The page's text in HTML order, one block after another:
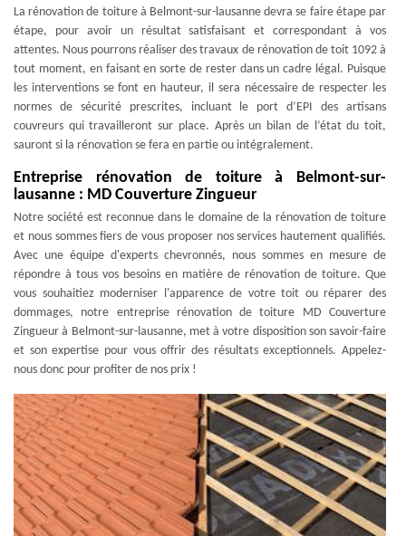
La rénovation de toiture à Belmont-sur-lausanne devra se faire étape par
étape, pour avoir un résultat satisfaisant et correspondant à vos
attentes. Nous pourrons réaliser des travaux de rénovation de toit 1092 à
tout moment, en faisant en sorte de rester dans un cadre légal. Puisque
les interventions se font en hauteur, il sera nécessaire de respecter les
normes de sécurité prescrites, incluant le port d’EPI des artisans
couvreurs qui travailleront sur place. Après un bilan de l’état du toit,
sauront si la rénovation se fera en partie ou intégralement.
Entreprise rénovation de toiture à Belmont-sur-
lausanne : MD Couverture Zingueur
Notre société est reconnue dans le domaine de la rénovation de toiture
et nous sommes fiers de vous proposer nos services hautement qualifiés.
Avec une équipe d'experts chevronnés, nous sommes en mesure de
répondre à tous vos besoins en matière de rénovation de toiture. Que
vous souhaitiez moderniser l'apparence de votre toit ou réparer des
dommages, notre entreprise rénovation de toiture MD Couverture
Zingueur à Belmont-sur-lausanne, met à votre disposition son savoir-faire
et son expertise pour vous offrir des résultats exceptionnels. Appelez-
nous donc pour profiter de nos prix !